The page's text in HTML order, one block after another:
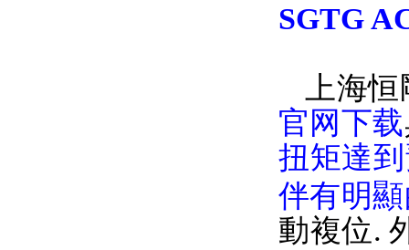
SGTG
上海恒
官网下载
扭矩達到
伴有明
動複位.